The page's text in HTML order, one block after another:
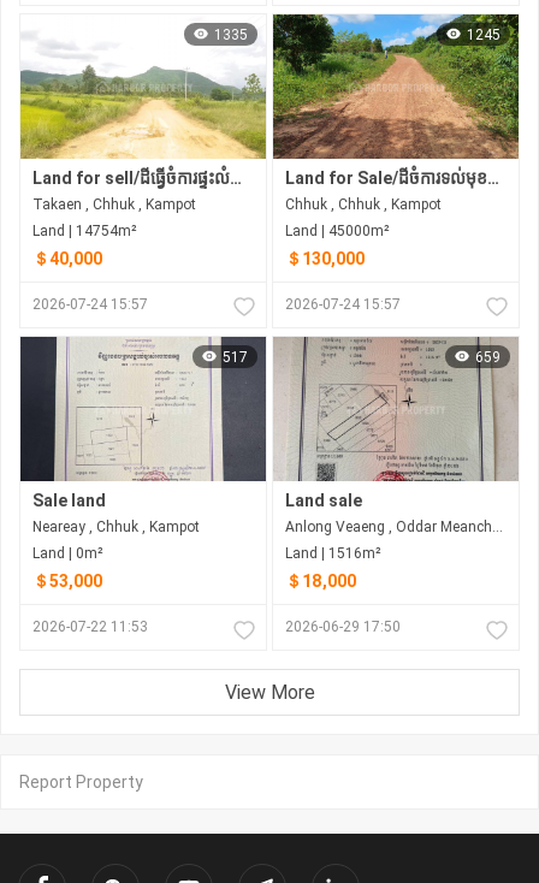
1335
Land for sell/ដីធ្វេីចំការផ្ទះលំហែ កសិដ្ថាន មានភ្លេីង៣ហ្វារស្រាប់ខាងក្រោយដីក្បែរចំការដូង
Takaen , Chhuk , Kampot
Land | 14754m²
＄40,000
2026-07-24 15:57
1245
Land for Sale/ដីចំការទល់មុខភ្នំ ជិតស្ទឹង ក្បែររម្មណីដ្ថានទឹកជ្រោះ៩ជាន់
Chhuk , Chhuk , Kampot
Land | 45000m²
＄130,000
2026-07-24 15:57
517
Sale land
Neareay , Chhuk , Kampot
Land | 0m²
＄53,000
2026-07-22 11:53
659
Land sale
Anlong Veaeng , Oddar Meanchey
Land | 1516m²
＄18,000
2026-06-29 17:50
View More
Report Property